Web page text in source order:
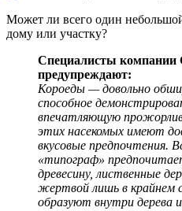
Может ли всего один
дому или участку?
Специалисты компании
предупреждают:
Короеды — довольно
способное
впечатляющую
этих насекомых имеют
вкусовые предпочтения.
«типограф»
древесину, лиственные
жертвой лишь в крайнем
образуют внутри дерева